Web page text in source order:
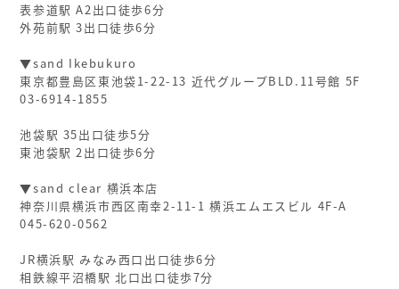
表参道駅 A2出口徒歩6分
外苑前駅 3出口徒歩6分
▼sand Ikebukuro
東京都豊島区東池袋1-22-13 近代グループBLD.11号館 5F
03-6914-1855
池袋駅 35出口徒歩5分
東池袋駅 2出口徒歩6分
▼sand clear 横浜本店
神奈川県横浜市西区南幸2-11-1 横浜エムエスビル 4F-A
045-620-0562
JR横浜駅 みなみ西口出口徒歩6分
相鉄線平沼橋駅 北口出口徒歩7分